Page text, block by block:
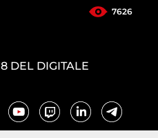
7626
DEL DIGITALE